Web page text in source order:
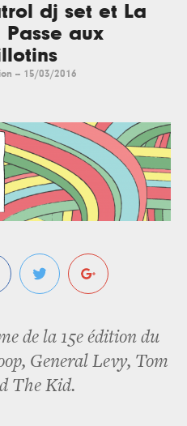
dj set et La
aux
-- 15/03/2016
de la 15e édition du
General Levy, Tom
The Kid.